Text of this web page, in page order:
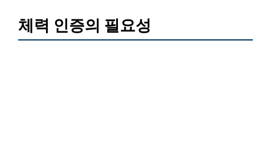
체력 인증의 필요성